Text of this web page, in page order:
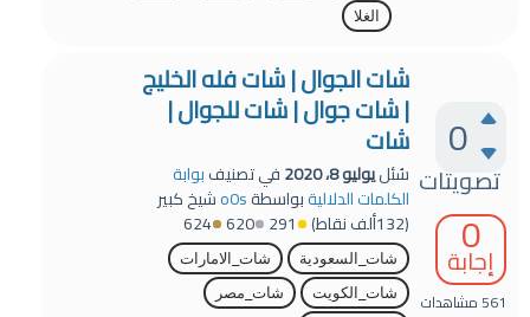
الغلا
0
تصويتات
0
إجابة
561مشاهدات
شات الجوال | شات فله الخليج
| شات جوال | شات للجوال |
شات
سُئليوليو 8، 2020 في تصنيفبوابة
الكلمات الدلاليةبواسطةo0sشيخ كبير
(132ألف نقاط) 291
620
624
شات_السعودية
شات_الامارات
شات_الكويت
شات_مصر